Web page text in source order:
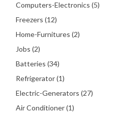
Computers-Electronics (5)
Freezers (12)
Home-Furnitures (2)
Jobs (2)
Batteries (34)
Refrigerator (1)
Electric-Generators (27)
Air Conditioner (1)